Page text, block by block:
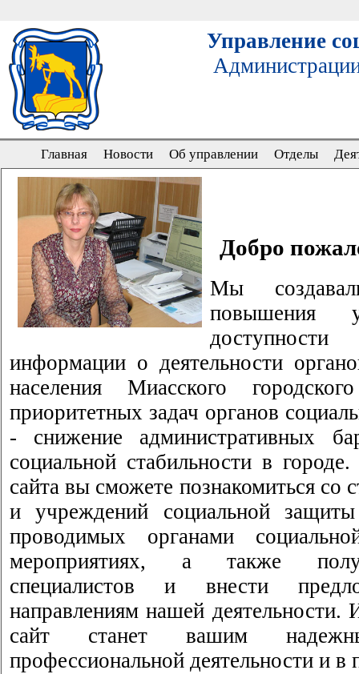
Управление
Главная Новости Об управлении Отделы
Добро
Мы
повышения
информации о деятельности
населения Миасского
приоритетных задач органов
- снижение административных
социальной стабильности в
сайта вы сможете познакомиться со
и учреждений социальной
проводимых органами
мероприятиях, а также
специалистов и внести
направлениям нашей деятельности.
сайт станет вашим
профессиональной деятельности и в